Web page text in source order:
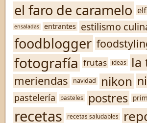
el faro de caramelo
ensaladas entrantes estilismo
foodblogger
fotografía frutas ideas la
meriendas navidad nikon
pastelería pasteles postres
recetas recetas saludables